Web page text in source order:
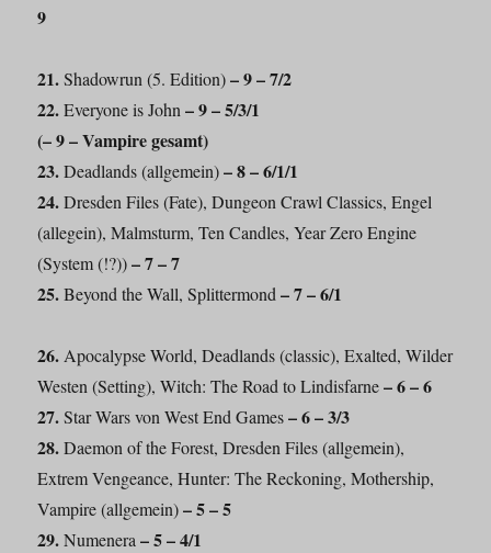
9
21.Shadowrun (5. Edition)– 9 – 7/2
22.Everyone is John– 9 – 5/3/1
(–9 – Vampire gesamt)
23.Deadlands (allgemein)– 8 – 6/1/1
24.Dresden Files (Fate), Dungeon Crawl Classics, Engel
(allegein), Malmsturm, Ten Candles, Year Zero Engine
(System (!?))– 7 – 7
25.Beyond the Wall, Splittermond– 7 – 6/1
26. Apocalypse World, Deadlands (classic), Exalted, Wilder
Westen (Setting), Witch: The Road to Lindisfarne– 6 – 6
27.Star Wars von West End Games– 6 – 3/3
28.Daemon of the Forest, Dresden Files (allgemein),
Extrem Vengeance, Hunter: The Reckoning, Mothership,
Vampire (allgemein)– 5 – 5
29.Numenera– 5 – 4/1